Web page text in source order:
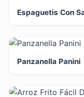
Espaguetis Con
Panzanella Panini